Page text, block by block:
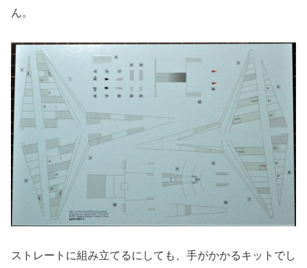
ん。
ストレートに組み立てるにしても、手がかかるキットでし